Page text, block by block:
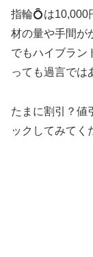
指輪💍は
材の量や手間が
でもハイブラン
っても過言では
たまに割引？値
ックしてみてく